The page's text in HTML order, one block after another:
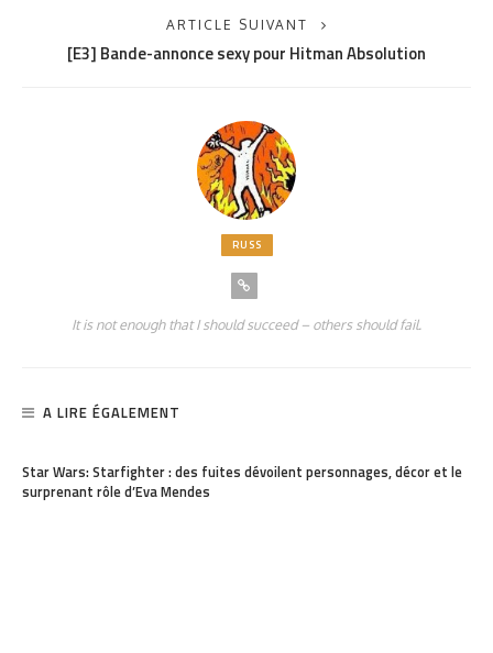
ARTICLE SUIVANT
[E3] Bande-annonce sexy pour Hitman Absolution
RUSS
It is not enough that I should succeed – others should fail.
A LIRE ÉGALEMENT
Star Wars: Starfighter : des fuites dévoilent personnages, décor et le
surprenant rôle d’Eva Mendes